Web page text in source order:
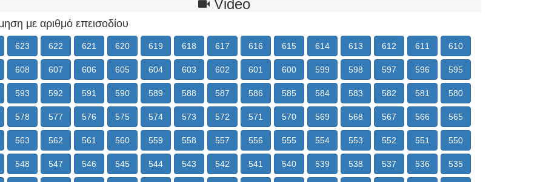
Video
με αριθμό επεισοδίου
623 622 621 620 619 618 617 616 615 614 613 612 611 610
608 607 606 605 604 603 602 601 600 599 598 597 596 595
593 592 591 590 589 588 587 586 585 584 583 582 581 580
578 577 576 575 574 573 572 571 570 569 568 567 566 565
563 562 561 560 559 558 557 556 555 554 553 552 551 550
548 547 546 545 544 543 542 541 540 539 538 537 536 535